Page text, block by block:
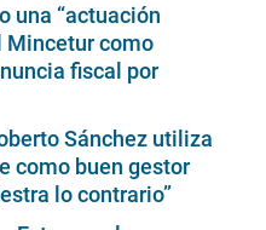
una “actuación
Mincetur como
fiscal por
Sánchez utiliza
como buen gestor
lo contrario”